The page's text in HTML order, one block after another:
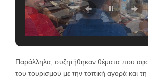
Παράλληλα, συζητήθηκαν θέματα που
του τουρισμού με την τοπική αγορά και τη